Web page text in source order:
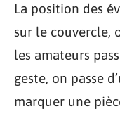
La position des
sur le couvercle,
les amateurs
geste, on passe
marquer une